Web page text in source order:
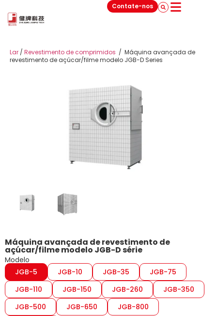
Contate-nos
Lar / Revestimento de comprimidos / Máquina avançada de
revestimento de açúcar/filme modelo JGB-D Series
Máquina avançada de revestimento de
açúcar/filme modelo JGB-D série
Modelo
JGB-5
JGB-10 JGB-35
JGB-75
JGB-110
JGB-150 JGB-260
JGB-350
JGB-500
JGB-650
JGB-800